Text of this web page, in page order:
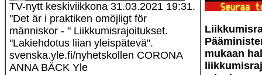
TV-nytt keskiviikkona 31.03.2021 19:31.
"Det är i praktiken omöjligt för
människor - " Liikkumisrajoitukset.
"Lakiehdotus liian yleispätevä".
svenska.yle.fi/nyhetskollen CORONA
ANNA BÄCK Yle
mukaan